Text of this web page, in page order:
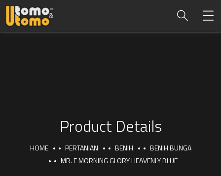
Product Details
HOME PERTANIAN BENIH
BENIH BUNGA
MR. F MORNING GLORY HEAVENLY BLUE